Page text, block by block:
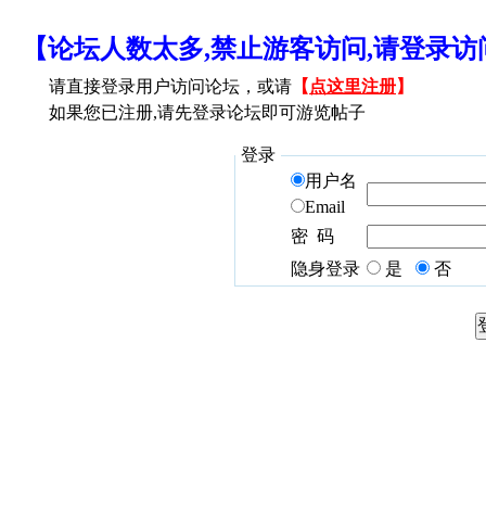
【论坛人数太多,禁止游客访问,请登录
请直接登录用户访问论坛，或请 【 点这里注册】
如果您已注册,请先登录论坛即可游览帖子
登录
用户名
Email
密 码
隐身登录
是 否